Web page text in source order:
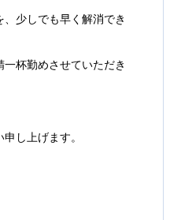
少しでも早く解消でき
杯勤めさせていただき
し上げます。